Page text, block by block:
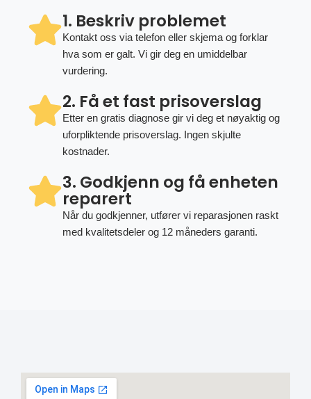
1. Beskriv problemet
Kontakt oss via telefon eller skjema og forklar
hva som er galt. Vi gir deg en umiddelbar
vurdering.
2. Få et fast prisoverslag
Etter en gratis diagnose gir vi deg et nøyaktig og
uforpliktende prisoverslag. Ingen skjulte
kostnader.
3. Godkjenn og få enheten
reparert
Når du godkjenner, utfører vi reparasjonen raskt
med kvalitetsdeler og 12 måneders garanti.